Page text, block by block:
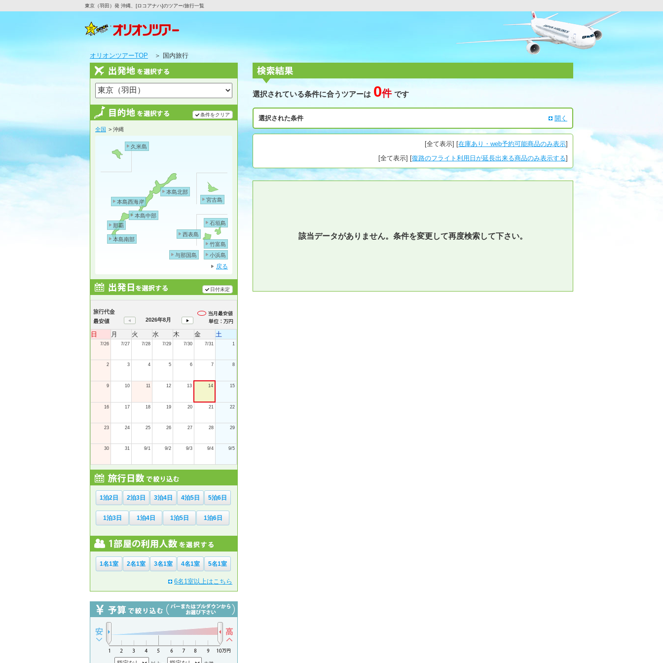
東京（羽田）発 沖縄、[ロコアナハ]のツアー/旅行一覧
オリオンツアーTOP ＞ 国内旅行
条件をクリア
全国 > 沖縄
戻る
那覇
本島南部
本島中部
本島西海岸
本島北部
久米島
宮古島
石垣島
西表島
小浜島
竹富島
与那国島
日付未定
2026年8月
日 月 火 水 木 金 土
7/26 7/27 7/28 7/29 7/30 7/31 1
2 3 4 5 6 7 8
9 10 11 12 13 14 15
16 17 18 19 20 21 22
23 24 25 26 27 28 29
30 31 9/1 9/2 9/3 9/4 9/5
1泊2日 2泊3日 3泊4日 4泊5日 5泊6日
1泊3日 1泊4日 1泊5日 1泊6日
1名1室 2名1室 3名1室 4名1室 5名1室
6名1室以上はこちら
選択されている条件に合うツアーは 0件 です
選択された条件 開く
[全て表示] [在庫あり・web予約可能商品のみ表示]
[全て表示] [復路のフライト利用日が延長出来る商品のみ表示する]
該当データがありません。条件を変更して再度検索して下さい。